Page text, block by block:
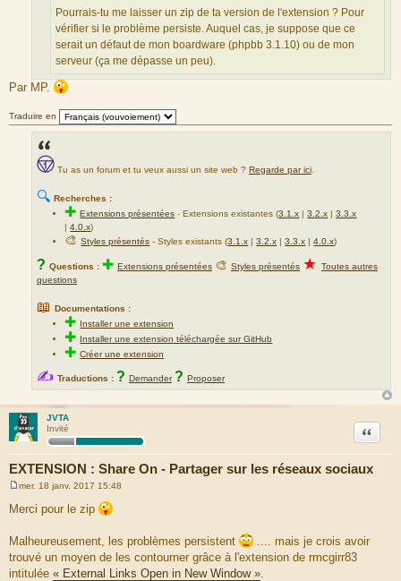
e
s
s
a
e
Pourrais-tu me laisser un zip de ta version de l'extension ? Pour
vérifier si le problème persiste. Auquel cas, je suppose que ce
serait un défaut de mon boardware (phpbb 3.1.10) ou de mon
serveur (ça me dépasse un peu).
Par MP.
Traduire en
Tu as un forum et tu veux aussi un site web ? Regarde par ici
🔍 Recherches :
✚Extensions présentées -Extensions existantes (3.1.x |3.2.x |3.3.x
|4.0.x)
🎨Styles présentés - Styles existants (3.1.x |3.2.x |3.3.x |4.0.x)
? Questions : ✚ Extensions présentées 🎨 Styles présentés ★ Toutes autres
questions
📖 Documentations :
✚ Installer une extension
✚ Installer une extension téléchargée sur GitHub
✚Créer une extension
✍ Traductions : ? Demander ? Proposer
JVTA
Invité
EXTENSION : Share On - Partager sur les réseaux sociaux
Citation
e
s
a
g
e
mer. 18 janv. 2017 15:48
Merci pour le zip
Malheureusement, les problèmes persistent
.... mais je crois avoir
trouvé un moyen de les contourner grâce à l'extension de rmcgirr83
intitulée « External Links Open in New Window ».